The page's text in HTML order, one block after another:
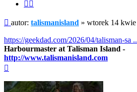
Post
autor: talismanisland » wtorek 14
https://geekdad.com/2026/04/talisman-sa
Harbourmaster at Talisman Island -
http://www.talismanisland.com